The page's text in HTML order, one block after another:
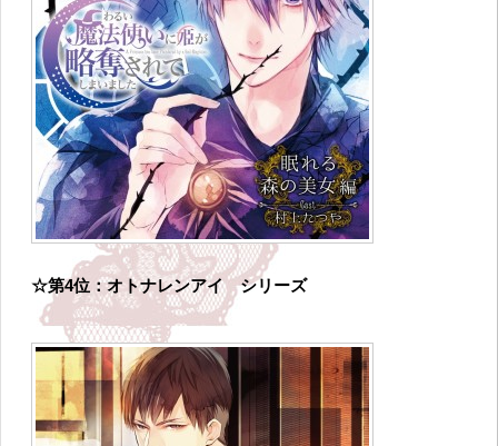
☆第4位：オトナレンアイ シリーズ